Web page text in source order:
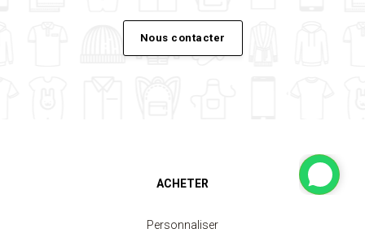
Nous contacter
ACHETER
Personnaliser